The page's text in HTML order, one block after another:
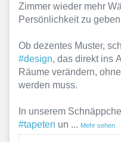
Zimmer wieder mehr
Persönlichkeit zu
Ob dezentes Muster,
#design, das direkt ins
Räume verändern,
werden muss.
In unserem
#tapeten un ... Mehr sehen